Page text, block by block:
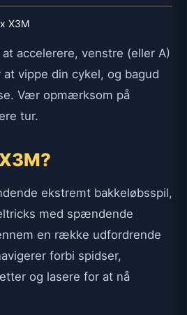
X3M
accelerere, venstre (eller A)
vippe din cykel, og bagud
Vær opmærksom på
tur.
ekstremt bakkeløbsspil,
med spændende
en række udfordrende
forbi spidser,
og lasere for at nå